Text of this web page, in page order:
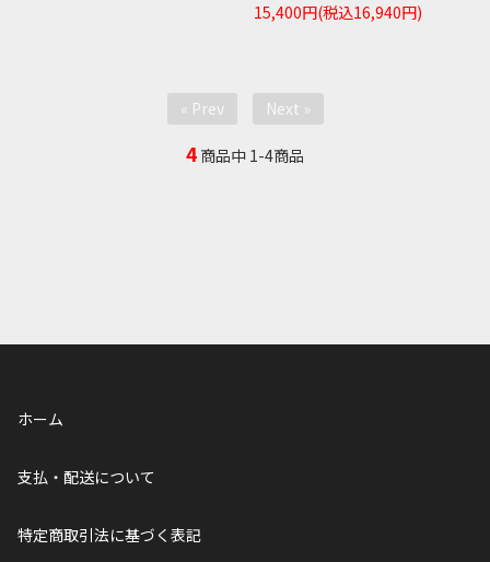
15,400円(税込16,940円)
« Prev Next »
4 商品中 1-4商品
ホーム
支払・配送について
特定商取引法に基づく表記